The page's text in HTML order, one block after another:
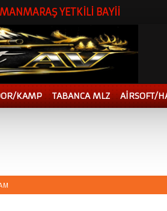
YETKİLİ BAYİİ
KAMP TABANCA MLZ AİRSOFT/